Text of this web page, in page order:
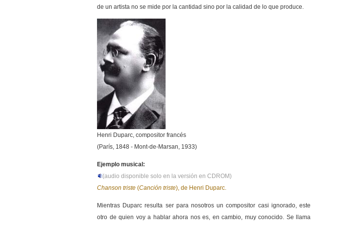
de un artista no se mide por la cantidad sino por la calidad de lo que produce.
Henri Duparc, compositor francés
(París, 1848 - Mont-de-Marsan, 1933)
Ejemplo musical:
(audio disponible solo en la versión en CDROM)
Chanson triste (Canción triste), de Henri Duparc.
Mientras Duparc resulta ser para nosotros un compositor casi ignorado, este
otro de quien voy a hablar ahora nos es, en cambio, muy conocido. Se llama